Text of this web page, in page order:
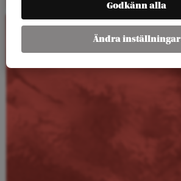
Kalender
Godkänn alla
Ändra inställningar